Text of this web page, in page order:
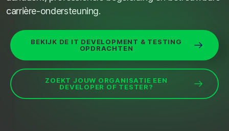
carrière-ondersteuning.
BEKIJK DE IT DEVELOPMENT & TESTING
OPDRACHTEN
ZOEKT JOUW ORGANISATIE EEN
DEVELOPER OF TESTER?